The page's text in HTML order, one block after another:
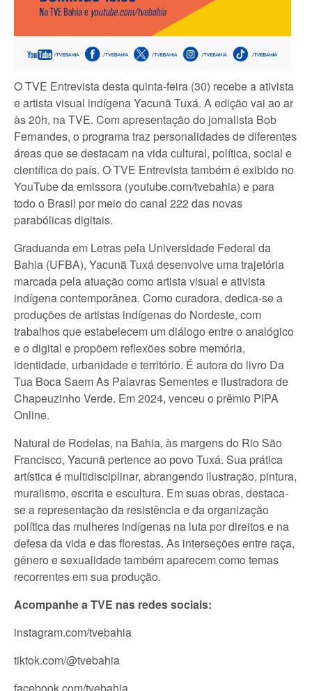
O TVE Entrevista desta quinta-feira (30) recebe a ativista
e artista visual indígena Yacunã Tuxá. A edição vai ao ar
às 20h, na TVE. Com apresentação do jornalista Bob
Fernandes, o programa traz personalidades de diferentes
áreas que se destacam na vida cultural, política, social e
científica do país. O TVE Entrevista também é exibido no
YouTube da emissora (youtube.com/tvebahia) e para
todo o Brasil por meio do canal 222 das novas
parabólicas digitais.
Graduanda em Letras pela Universidade Federal da
Bahia (UFBA), Yacunã Tuxá desenvolve uma trajetória
marcada pela atuação como artista visual e ativista
indígena contemporânea. Como curadora, dedica-se a
produções de artistas indígenas do Nordeste, com
trabalhos que estabelecem um diálogo entre o analógico
e o digital e propõem reflexões sobre memória,
identidade, urbanidade e território. É autora do livro Da
Tua Boca Saem As Palavras Sementes e ilustradora de
Chapeuzinho Verde. Em 2024, venceu o prêmio PIPA
Online.
Natural de Rodelas, na Bahia, às margens do Rio São
Francisco, Yacunã pertence ao povo Tuxá. Sua prática
artística é multidisciplinar, abrangendo ilustração, pintura,
muralismo, escrita e escultura. Em suas obras, destaca-
se a representação da resistência e da organização
política das mulheres indígenas na luta por direitos e na
defesa da vida e das florestas. As interseções entre raça,
gênero e sexualidade também aparecem como temas
recorrentes em sua produção.
Acompanhe a TVE nas redes sociais:
instagram.com/tvebahia
tiktok.com/@tvebahia
facebook.com/tvebahia